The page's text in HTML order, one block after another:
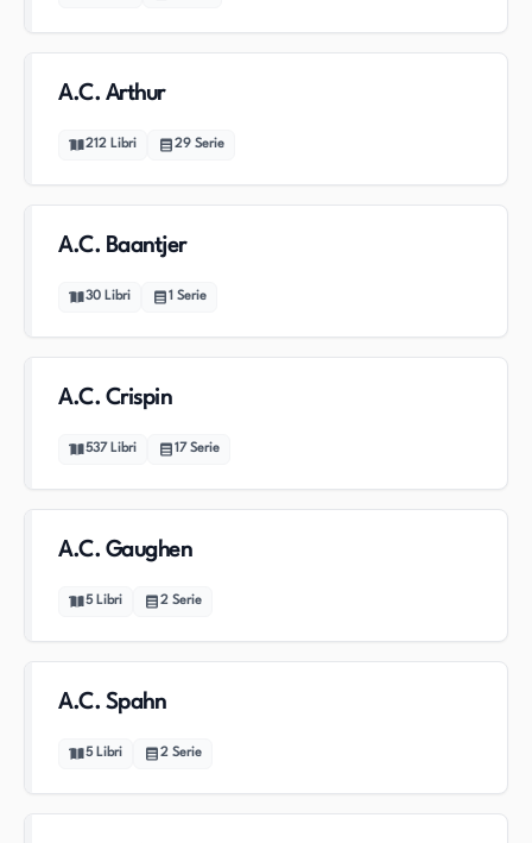
A.C. Arthur
212 Libri 29 Serie
A.C. Baantjer
30 Libri 1 Serie
A.C. Crispin
537 Libri 17 Serie
A.C. Gaughen
5 Libri 2 Serie
A.C. Spahn
5 Libri 2 Serie